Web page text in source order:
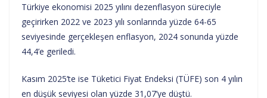
Türkiye ekonomisi 2025 yılını dezenflasyon süreciyle
geçirirken 2022 ve 2023 yılı sonlarında yüzde 64-65
seviyesinde gerçekleşen enflasyon, 2024 sonunda yüzde
44,4’e geriledi.
Kasım 2025’te ise Tüketici Fiyat Endeksi (TÜFE) son 4 yılın
en düşük seviyesi olan yüzde 31,07’ye düştü.